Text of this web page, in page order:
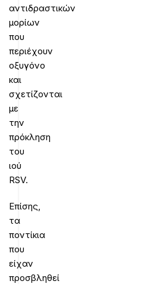
αντιδραστικών
μορίων
που
περιέχουν
οξυγόνο
και
σχετίζονται
με
την
πρόκληση
του
ιού
RSV.
Επίσης,
τα
ποντίκια
που
είχαν
προσβληθεί